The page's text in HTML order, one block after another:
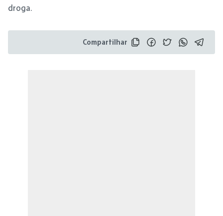
droga.
Compartilhar